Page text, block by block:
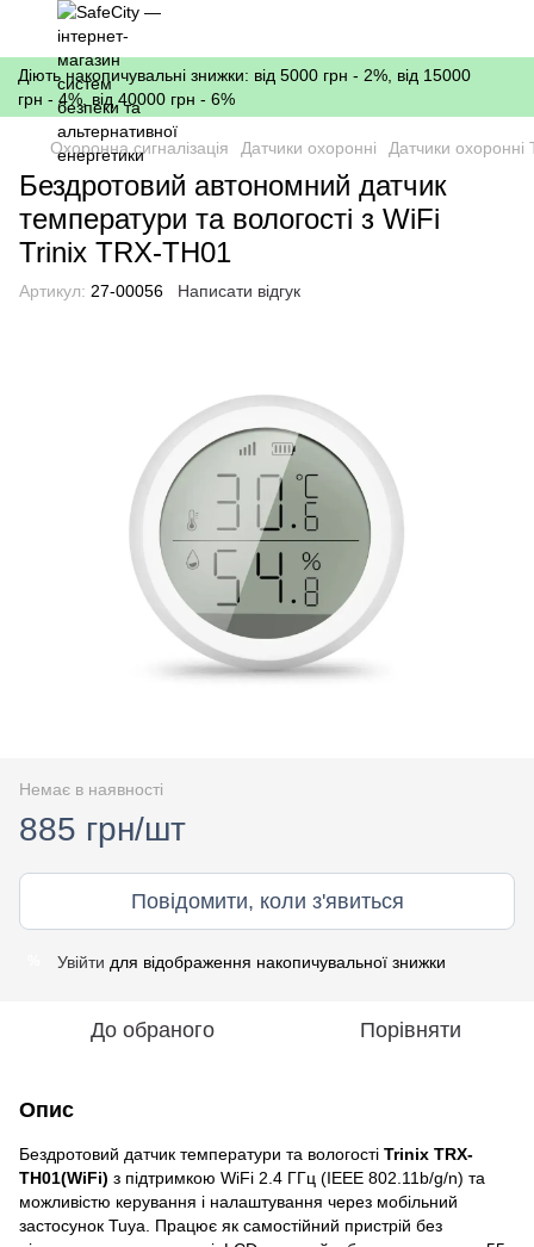
Діють накопичувальні знижки: від 5000 грн - 2%, від 15000
грн - 4%, від 40000 грн - 6%
Охоронна сигналізація Датчики охоронні Датчики охоронні
Бездротовий автономний датчик
температури та вологості з WiFi
Trinix TRX-TH01
Артикул: 27-00056 Написати відгук
Немає в наявності
885 грн/шт
Повідомити, коли з'явиться
Увійти для відображення накопичувальної знижки
До обраного Порівняти
Опис
Бездротовий датчик температури та вологості Trinix TRX-
TH01(WiFi) з підтримкою WiFi 2.4 ГГц (IEEE 802.11b/g/n) та
можливістю керування і налаштування через мобільний
застосунок Tuya. Працює як самостійний пристрій без